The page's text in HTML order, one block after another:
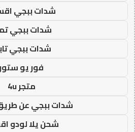
شدات ببجي
شدات ببجي
شدات ببجي
فور يو ستور
متجر 4u
شدات ببجي عن
شحن يلا لودو